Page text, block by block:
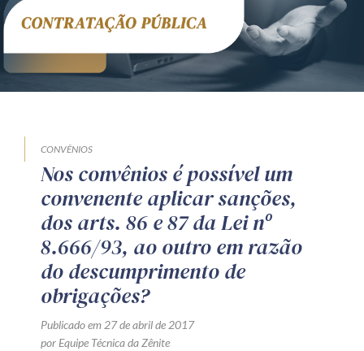
CONVÊNIOS
Nos convênios é possível um
convenente aplicar sanções,
dos arts. 86 e 87 da Lei nº
8.666/93, ao outro em razão
do descumprimento de
obrigações?
Publicado em 27 de abril de 2017
por Equipe Técnica da Zênite